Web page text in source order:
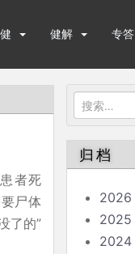
健解 专答
搜
索：
者死
尸体
了的”
归档
2026
2025
2024